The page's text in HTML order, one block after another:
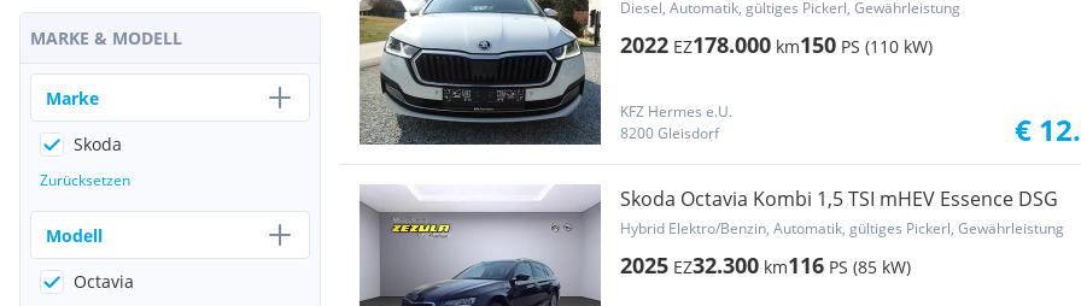
1-Hand
Diesel, Automatik, gültiges Pickerl, Gewährleistung
2022 EZ178.000 km150 PS (110 kW)
KFZ Hermes e.U.
8200 Gleisdorf
€
Skoda Octavia Kombi 1,5 TSI mHEV Essence DSG
Hybrid Elektro/Benzin, Automatik, gültiges Pickerl, Gewährleistung
2025 EZ32.300 km116 PS (85 kW)
MARKE & MODELL
Marke
Skoda
Zurücksetzen
Modell
Octavia